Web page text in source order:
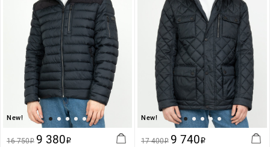
New!
16 750i 9 380i
New!
17 400i 9 740i